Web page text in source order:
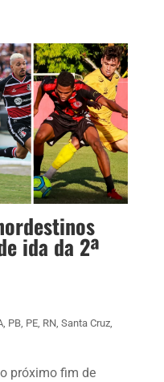
ida da 2ª
, PB, PE, RN, Santa Cruz,
próximo fim de